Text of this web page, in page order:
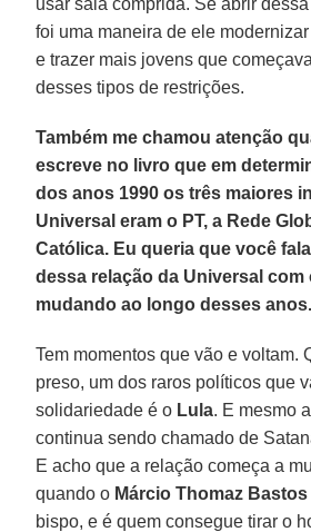
foi uma maneira de ele
e trazer mais jovens que
desses tipos de restrições.
Também me chamou atenção
escreve no livro que em
dos anos 1990 os três maiores
Universal eram o PT, a Rede
Católica. Eu queria que você
dessa relação da Universal com
mudando ao longo desses anos.
Tem momentos que vão e voltam.
preso, um dos raros políticos que
solidariedade é o Lula. E mesmo
continua sendo chamado de
E acho que a relação começa a
quando o Márcio Thomaz Bastos
bispo, e é quem consegue tirar o